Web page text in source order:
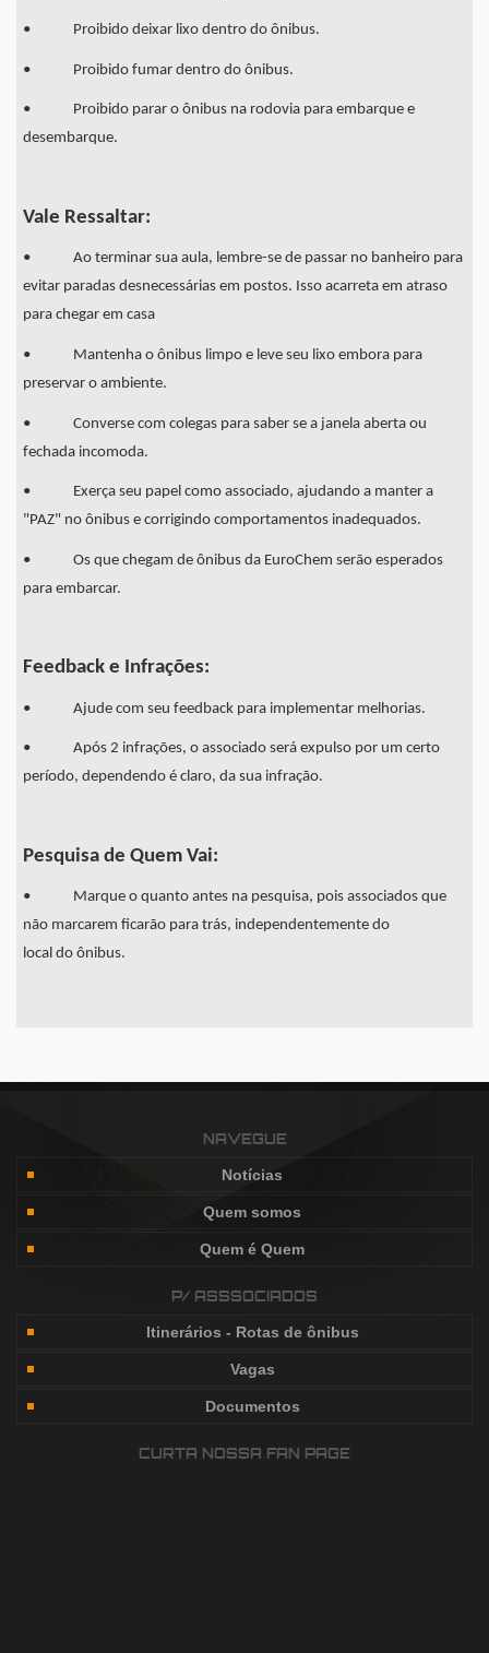
• Proibido deixar lixo dentro do ônibus.
• Proibido fumar dentro do ônibus.
• Proibido parar o ônibus na rodovia para embarque e
desembarque.
Vale Ressaltar:
• Ao terminar sua aula, lembre-se de passar no banheiro para
evitar paradas desnecessárias em postos. Isso acarreta em atraso
para chegar em casa
• Mantenha o ônibus limpo e leve seu lixo embora para
preservar o ambiente.
• Converse com colegas para saber se a janela aberta ou
fechada incomoda.
• Exerça seu papel como associado, ajudando a manter a
"PAZ" no ônibus e corrigindo comportamentos inadequados.
• Os que chegam de ônibus da EuroChem serão esperados
para embarcar.
Feedback e Infrações:
• Ajude com seu feedback para implementar melhorias.
• Após 2 infrações, o associado será expulso por um certo
período, dependendo é claro, da sua infração.
Pesquisa de Quem Vai:
• Marque o quanto antes na pesquisa, pois associados que
não marcarem ficarão para trás, independentemente do
local do ônibus.
NAVEGUE
Notícias
Quem somos
Quem é Quem
P/ ASSSOCIADOS
Itinerários - Rotas de ônibus
Vagas
Documentos
CURTA NOSSA FAN PAGE